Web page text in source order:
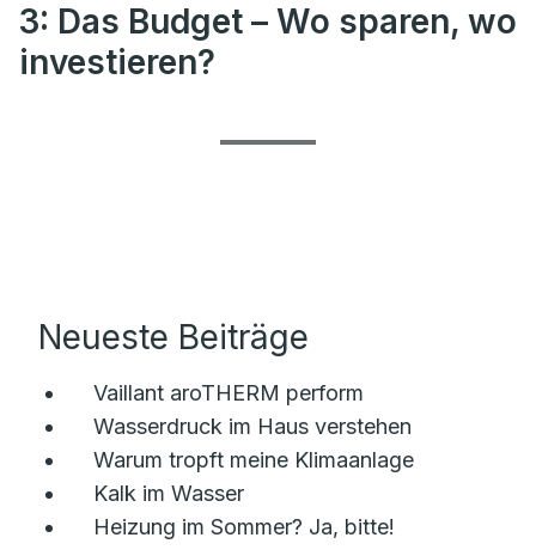
3: Das Budget – Wo sparen, wo
investieren?
Neueste Beiträge
Vaillant aroTHERM perform
Wasserdruck im Haus verstehen
Warum tropft meine Klimaanlage
Kalk im Wasser
Heizung im Sommer? Ja, bitte!